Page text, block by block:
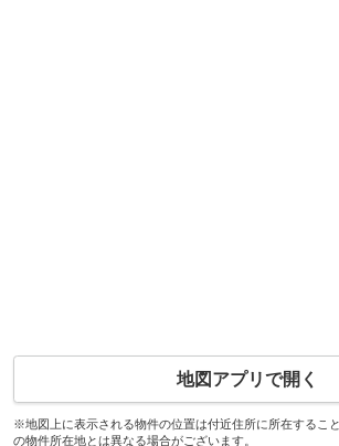
地図アプリで開く
※地図上に表示される物件の位置は付近住所に所在するこ
の物件所在地とは異なる場合がございます。